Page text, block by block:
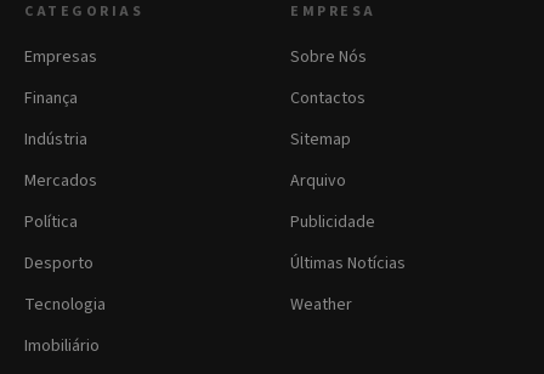
CATEGORIAS
Empresas
Finança
Indústria
Mercados
Política
Desporto
Tecnologia
Imobiliário
EMPRESA
Sobre Nós
Contactos
Sitemap
Arquivo
Publicidade
Últimas Notícias
Weather